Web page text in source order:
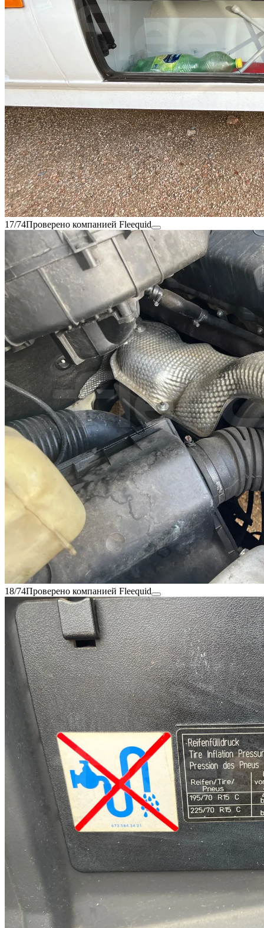
17/74Проверено компанией Fleequid
18/74Проверено компанией Fleequid